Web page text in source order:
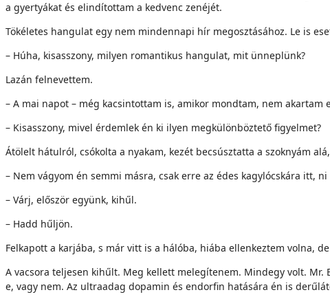
a gyertyákat és elindítottam a kedvenc zenéjét.
Tökéletes hangulat egy nem mindennapi hír megosztásához. Le is
– Húha, kisasszony, milyen romantikus hangulat, mit ünneplünk?
Lazán felnevettem.
– A mai napot – még kacsintottam is, amikor mondtam, nem akartam
– Kisasszony, mivel érdemlek én ki ilyen megkülönböztető figyelmet?
Átölelt hátulról, csókolta a nyakam, kezét becsúsztatta a szoknyám
– Nem vágyom én semmi másra, csak erre az édes kagylócskára itt,
– Várj, először együnk, kihűl.
– Hadd hűljön.
Felkapott a karjába, s már vitt is a hálóba, hiába ellenkeztem volna,
A vacsora teljesen kihűlt. Meg kellett melegítenem. Mindegy volt.
e, vagy nem. Az ultraadag dopamin és endorfin hatására én is